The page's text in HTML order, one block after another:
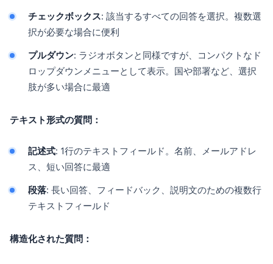
チェックボックス: 該当するすべての回答を選択。複数選
択が必要な場合に便利
プルダウン: ラジオボタンと同様ですが、コンパクトなド
ロップダウンメニューとして表示。国や部署など、選択
肢が多い場合に最適
テキスト形式の質問：
記述式: 1行のテキストフィールド。名前、メールアドレ
ス、短い回答に最適
段落: 長い回答、フィードバック、説明文のための複数行
テキストフィールド
構造化された質問：